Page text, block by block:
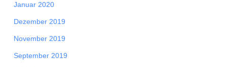
Januar 2020
Dezember 2019
November 2019
September 2019